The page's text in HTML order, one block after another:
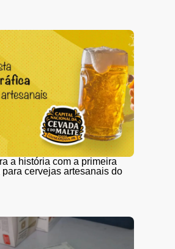
a história com a primeira
para cervejas artesanais do